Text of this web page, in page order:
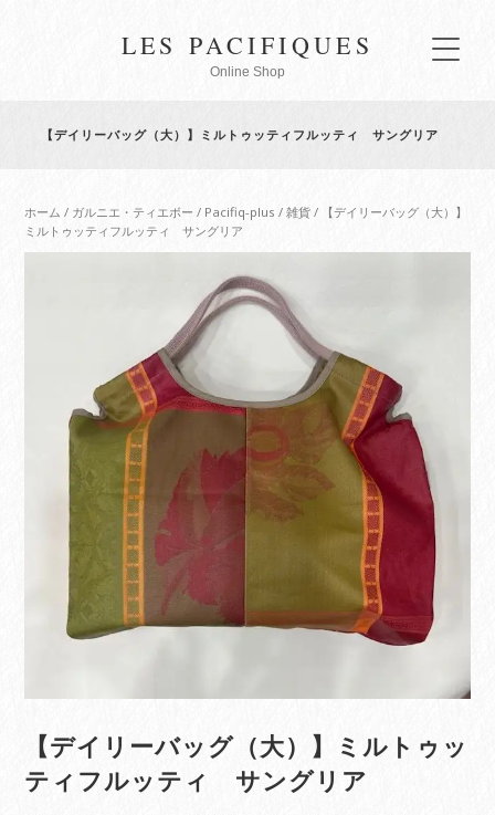
LES PACIFIQUES
Online Shop
【デイリーバッグ（大）】ミルトゥッティフルッティ サングリア
ホーム / ガルニエ・ティエボー / Pacifiq-plus /雑貨 / 【デイリーバッグ（大）】
ミルトゥッティフルッティ サングリア
【デイリーバッグ（大）】ミルトゥッ
ティフルッティ サングリア